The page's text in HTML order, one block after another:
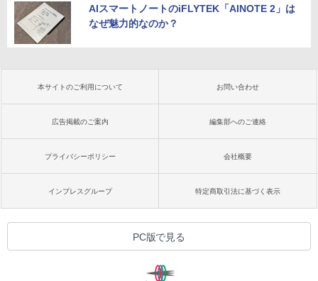
AIスマートノートのiFLYTEK「AINOTE 2」は
なぜ魅力的なのか？
本サイトのご利用について お問い合わせ
広告掲載のご案内 編集部へのご連絡
プライバシーポリシー 会社概要
インプレスグループ 特定商取引法に基づく表示
PC版で見る